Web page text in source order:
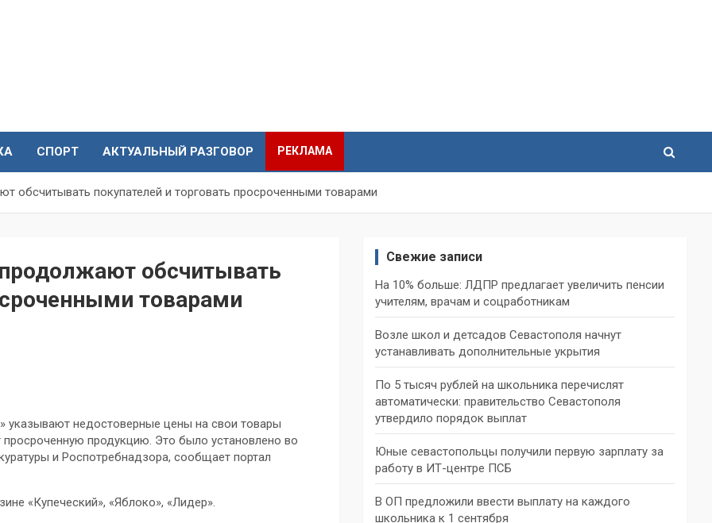
СПОРТ АКТУАЛЬНЫЙ РАЗГОВОР РЕКЛАМА
обсчитывать покупателей и торговать просроченными товарами
обсчитывать
товарами
указывают недостоверные цены на свои товары
продукцию. Это было установлено во
и Роспотребнадзора, сообщает портал
«Купеческий», «Яблоко», «Лидер».
Свежие записи
На 10% больше: ЛДПР предлагает увеличить пенсии
учителям, врачам и соцработникам
Возле школ и детсадов Севастополя начнут
устанавливать дополнительные укрытия
По 5 тысяч рублей на школьника перечислят
автоматически: правительство Севастополя
утвердило порядок выплат
Юные севастопольцы получили первую зарплату за
работу в ИТ-центре ПСБ
В ОП предложили ввести выплату на каждого
школьника к 1 сентября